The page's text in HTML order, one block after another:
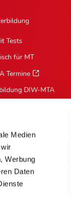
Medien
Werbung
Daten
Tests
für MT
Termine
DIW-MTA